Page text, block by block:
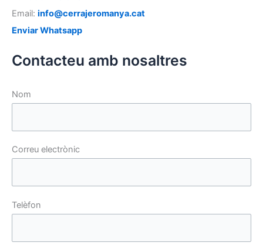
Email: info@cerrajeromanya.cat
Enviar Whatsapp
Contacteu amb nosaltres
Nom
Correu electrònic
Telèfon